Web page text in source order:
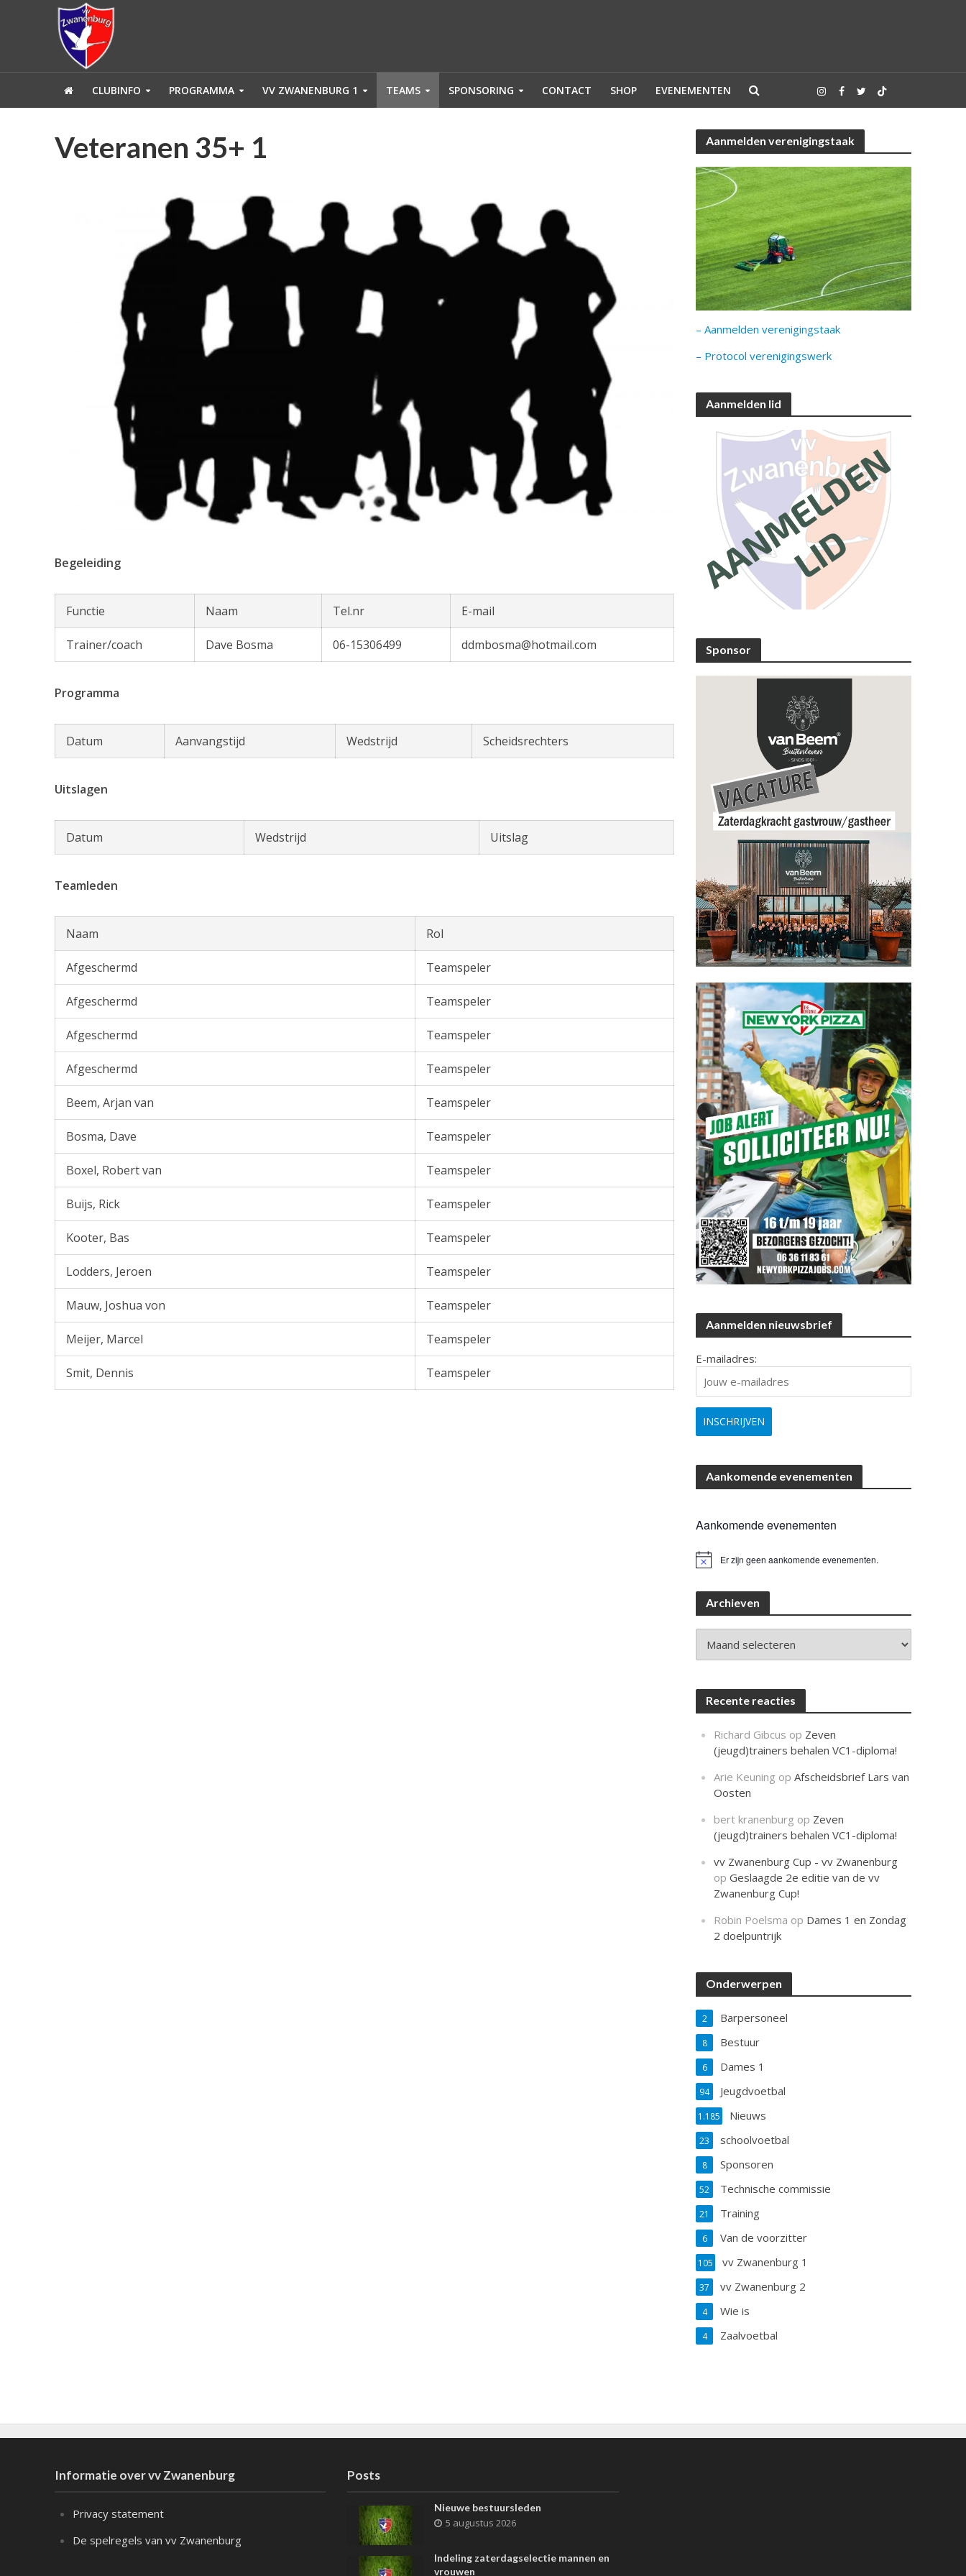
CLUBINFO PROGRAMMA VV ZWANENBURG 1 TEAMS SPONSORING CONTACT SHOP EVENEMENTEN
Veteranen 35+ 1
Begeleiding
Functie Naam Tel.nr E-mail
Trainer/coach Dave Bosma 06-15306499 ddmbosma@hotmail.com
Programma
Datum Aanvangstijd Wedstrijd Scheidsrechters
Uitslagen
Datum Wedstrijd Uitslag
Teamleden
Naam Rol
Afgeschermd Teamspeler
Afgeschermd Teamspeler
Afgeschermd Teamspeler
Afgeschermd Teamspeler
Beem, Arjan van Teamspeler
Bosma, Dave Teamspeler
Boxel, Robert van Teamspeler
Buijs, Rick Teamspeler
Kooter, Bas Teamspeler
Lodders, Jeroen Teamspeler
Mauw, Joshua von Teamspeler
Meijer, Marcel Teamspeler
Smit, Dennis Teamspeler
Aanmelden verenigingstaak
– Aanmelden verenigingstaak
– Protocol verenigingswerk
Aanmelden lid
Sponsor
Aanmelden nieuwsbrief
E-mailadres:
Aankomende evenementen
Aankomende evenementen
B
t
Er zijn geen aankomende evenementen.
Archieven
Recente reacties
Richard Gibcus op Zeven
(jeugd)trainers behalen VC1-diploma!
Arie Keuning opAfscheidsbrief Lars van
Oosten
bert kranenburg op Zeven
(jeugd)trainers behalen VC1-diploma!
vv Zwanenburg Cup - vv Zwanenburg
opGeslaagde 2e editie van de vv
Zwanenburg Cup!
Robin Poelsma op Dames 1 en Zondag
2 doelpuntrijk
Onderwerpen
Barpersoneel
2
Bestuur
8
Dames 1
6
Jeugdvoetbal
94
Nieuws
1.185
schoolvoetbal
23
Sponsoren
8
Technische commissie
52
Training
21
Van de voorzitter
6
vv Zwanenburg 1
105
vv Zwanenburg 2
37
Wie is
4
Zaalvoetbal
4
Informatie over vv Zwanenburg
Privacy statement
De spelregels van vv Zwanenburg
Posts
Nieuwe bestuursleden
5 augustus 2026
Indeling zaterdagselectie mannen en
vrouwen